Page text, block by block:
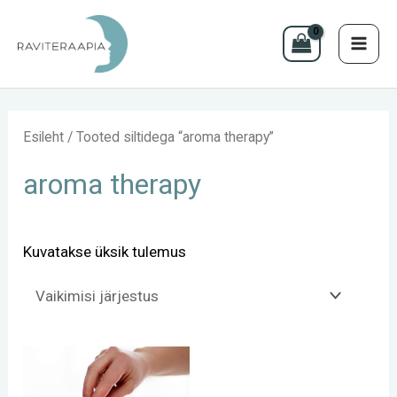
content
Esileht / Tooted siltidega “aroma therapy”
aroma therapy
Kuvatakse üksik tulemus
Hinnavahemik:
70 €
kuni
Sellel